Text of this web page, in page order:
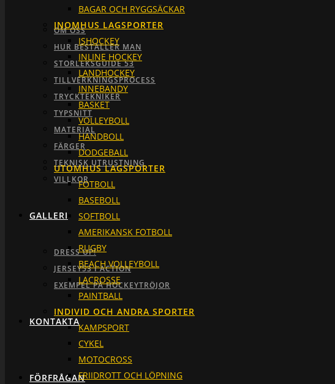
OM OSS
HUR BESTÄLLER MAN
STORLEKSGUIDE 53
TILLVERKNINGSPROCESS
TRYCKTEKNIKER
TYPSNITT
MATERIAL
FÄRGER
TEKNISK UTRUSTNING
VILLKOR
GALLERI
DRESS UP!
JERSEY53 I ACTION
EXEMPEL PÅ HOCKEYTRÖJOR
KONTAKTA
FÖRFRÅGAN
BAGAR OCH RYGGSÄCKAR
INOMHUS LAGSPORTER
ISHOCKEY
INLINE HOCKEY
LANDHOCKEY
INNEBANDY
BASKET
VOLLEYBOLL
HANDBOLL
DODGEBALL
UTOMHUS LAGSPORTER
FOTBOLL
BASEBOLL
SOFTBOLL
AMERIKANSK FOTBOLL
RUGBY
BEACH VOLLEYBOLL
LACROSSE
PAINTBALL
INDIVID OCH ANDRA SPORTER
KAMPSPORT
CYKEL
MOTOCROSS
FRIIDROTT OCH LÖPNING